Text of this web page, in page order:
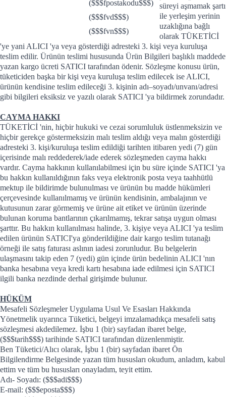
($$$fpostakodu$$$)
($$$fvd$$$)
($$$fvn$$$)
süreyi aşmamak şartı
ile yerleşim yerinin
uzaklığına bağlı
olarak TÜKETİCİ
'ye yani ALICI 'ya veya gösterdiği adresteki 3. kişi veya kuruluşa
teslim edilir. Ürünün teslimi hususunda Ürün Bilgileri başlıklı maddede
yazan kargo ücreti SATICI tarafından ödenir. Sözleşme konusu ürün,
tüketiciden başka bir kişi veya kuruluşa teslim edilecek ise ALICI,
ürünün kendisine teslim edileceği 3. kişinin adı–soyadı/unvanı/adresi
gibi bilgileri eksiksiz ve yazılı olarak SATICI 'ya bildirmek zorundadır.
CAYMA HAKKI
TÜKETİCİ 'nin, hiçbir hukuki ve cezai sorumluluk üstlenmeksizin ve
hiçbir gerekçe göstermeksizin malı teslim aldığı veya malın gösterdiği
adresteki 3. kişi/kuruluşa teslim edildiği tarihten itibaren yedi (7) gün
içerisinde malı reddederek/iade ederek sözleşmeden cayma hakkı
vardır. Cayma hakkının kullanılabilmesi için bu süre içinde SATICI 'ya
bu hakkın kullanıldığının faks veya elektronik posta veya taahhütlü
mektup ile bildirimde bulunulması ve ürünün bu madde hükümleri
çerçevesinde kullanılmamış ve ürünün kendisinin, ambalajının ve
kutusunun zarar görmemiş ve ürüne ait etiket ve ürünün üzerinde
bulunan koruma bantlarının çıkarılmamış, tekrar satışa uygun olması
şarttır. Bu hakkın kullanılması halinde, 3. kişiye veya ALICI 'ya teslim
edilen ürünün SATICI'ya gönderildiğine dair kargo teslim tutanağı
örneği ile satış faturası aslının iadesi zorunludur. Bu belgelerin
ulaşmasını takip eden 7 (yedi) gün içinde ürün bedelinin ALICI 'nın
banka hesabına veya kredi kartı hesabına iade edilmesi için SATICI
ilgili banka nezdinde derhal girişimde bulunur.
HÜKÜM
Mesafeli Sözleşmeler Uygulama Usul Ve Esasları Hakkında
Yönetmelik uyarınca Tüketici, belgeyi imzalamadıkça mesafeli satış
sözleşmesi akdedilemez. İşbu 1 (bir) sayfadan ibaret belge,
($$$tarih$$$) tarihinde SATICI tarafından düzenlenmiştir.
Ben Tüketici/Alıcı olarak, İşbu 1 (bir) sayfadan ibaret Ön
Bilgilendirme Belgesinde yazan tüm hususları okudum, anladım, kabul
ettim ve tüm bu hususları onayladım, teyit ettim.
Adı- Soyadı: ($$$adi$$$)
E-mail: ($$$eposta$$$)